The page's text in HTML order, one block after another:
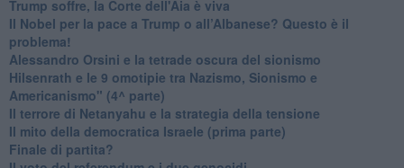
Trump soffre, la Corte dell'Aia è viva
​Il Nobel per la pace a Trump o all’Albanese? Questo è il
problema!
​Alessandro Orsini e la tetrade oscura del sionismo
​Hilsenrath e le 9 omotipie tra Nazismo, Sionismo e
Americanismo" (4^ parte)
​Il terrore di Netanyahu e la strategia della tensione
Il mito della democratica Israele (prima parte)
​Finale di partita?